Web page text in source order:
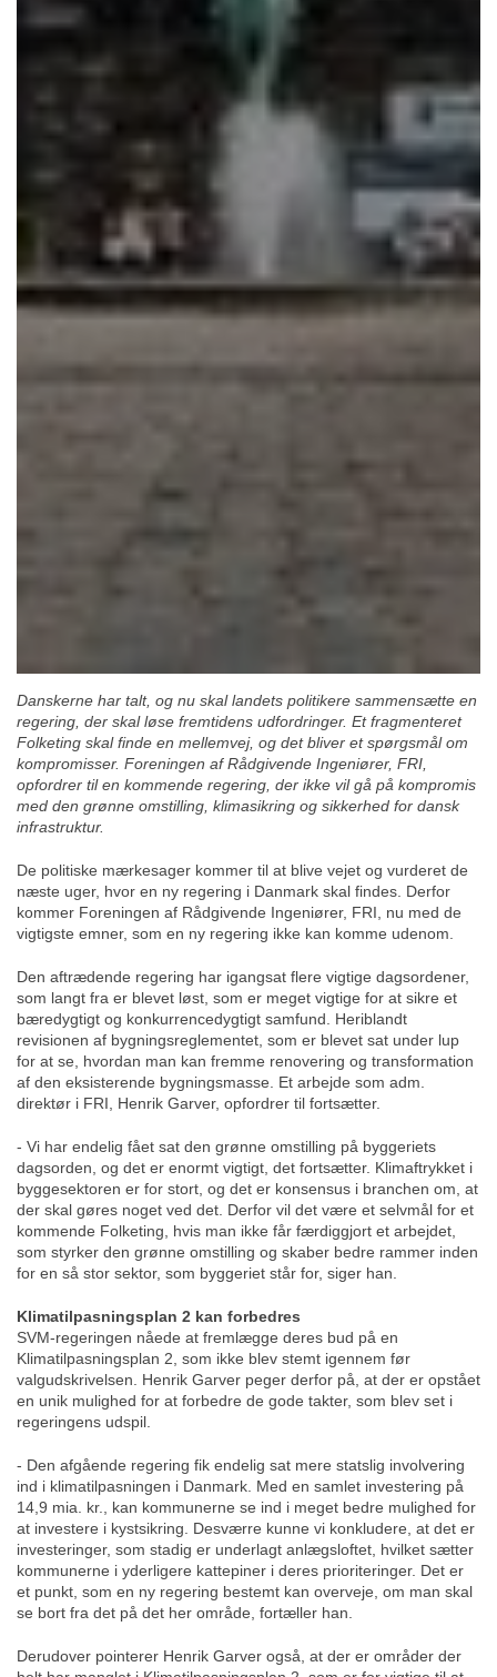
Danskerne har talt, og nu skal landets politikere sammensætte en
regering, der skal løse fremtidens udfordringer. Et fragmenteret
Folketing skal finde en mellemvej, og det bliver et spørgsmål om
kompromisser. Foreningen af Rådgivende Ingeniører, FRI,
opfordrer til en kommende regering, der ikke vil gå på kompromis
med den grønne omstilling, klimasikring og sikkerhed for dansk
infrastruktur.
De politiske mærkesager kommer til at blive vejet og vurderet de
næste uger, hvor en ny regering i Danmark skal findes. Derfor
kommer Foreningen af Rådgivende Ingeniører, FRI, nu med de
vigtigste emner, som en ny regering ikke kan komme udenom.
Den aftrædende regering har igangsat flere vigtige dagsordener,
som langt fra er blevet løst, som er meget vigtige for at sikre et
bæredygtigt og konkurrencedygtigt samfund. Heriblandt
revisionen af bygningsreglementet, som er blevet sat under lup
for at se, hvordan man kan fremme renovering og transformation
af den eksisterende bygningsmasse. Et arbejde som adm.
direktør i FRI, Henrik Garver, opfordrer til fortsætter.
- Vi har endelig fået sat den grønne omstilling på byggeriets
dagsorden, og det er enormt vigtigt, det fortsætter. Klimaftrykket i
byggesektoren er for stort, og det er konsensus i branchen om, at
der skal gøres noget ved det. Derfor vil det være et selvmål for et
kommende Folketing, hvis man ikke får færdiggjort et arbejdet,
som styrker den grønne omstilling og skaber bedre rammer inden
for en så stor sektor, som byggeriet står for, siger han.
Klimatilpasningsplan 2 kan forbedres
SVM-regeringen nåede at fremlægge deres bud på en
Klimatilpasningsplan 2, som ikke blev stemt igennem før
valgudskrivelsen. Henrik Garver peger derfor på, at der er opstået
en unik mulighed for at forbedre de gode takter, som blev set i
regeringens udspil.
- Den afgående regering fik endelig sat mere statslig involvering
ind i klimatilpasningen i Danmark. Med en samlet investering på
14,9 mia. kr., kan kommunerne se ind i meget bedre mulighed for
at investere i kystsikring. Desværre kunne vi konkludere, at det er
investeringer, som stadig er underlagt anlægsloftet, hvilket sætter
kommunerne i yderligere kattepiner i deres prioriteringer. Det er
et punkt, som en ny regering bestemt kan overveje, om man skal
se bort fra det på det her område, fortæller han.
Derudover pointerer Henrik Garver også, at der er områder der